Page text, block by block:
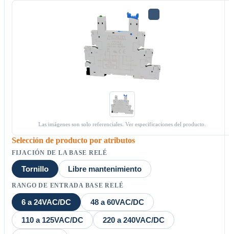
Las imágenes son solo referenciales. Ver especificaciones del producto.
Selección de producto por atributos
FIJACIÓN DE LA BASE RELÉ
Tornillo Libre mantenimiento
RANGO DE ENTRADA BASE RELÉ
6 a 24VAC/DC 48 a 60VAC/DC
110 a 125VAC/DC 220 a 240VAC/DC